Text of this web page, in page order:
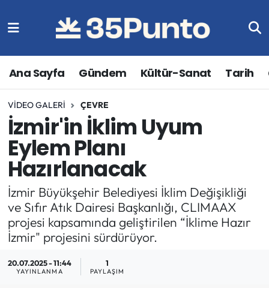
Ana Sayfa Gündem Kültür-Sanat Tarih
VIDEO GALERI ÇEVRE
İzmir'in İklim Uyum
Eylem Planı
Hazırlanacak
İzmir Büyükşehir Belediyesi İklim Değişikliği
ve Sıfır Atık Dairesi Başkanlığı, CLIMAAX
projesi kapsamında geliştirilen “İklime Hazır
İzmir" projesini sürdürüyor.
20.07.2025 - 11:44
YAYINLANMA
1
PAYLAŞIM